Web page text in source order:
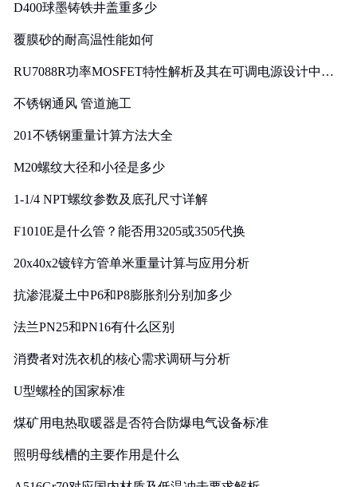
D400球墨铸铁井盖重多少
覆膜砂的耐高温性能如何
RU7088R功率MOSFET特性解析及其在可调电源设计中的
不锈钢通风 管道施工
201不锈钢重量计算方法大全
M20螺纹大径和小径是多少
1-1/4 NPT螺纹参数及底孔尺寸详解
F1010E是什么管？能否用3205或3505代换
20x40x2镀锌方管单米重量计算与应用分析
抗渗混凝土中P6和P8膨胀剂分别加多少
法兰PN25和PN16有什么区别
消费者对洗衣机的核心需求调研与分析
U型螺栓的国家标准
煤矿用电热取暖器是否符合防爆电气设备标准
照明母线槽的主要作用是什么